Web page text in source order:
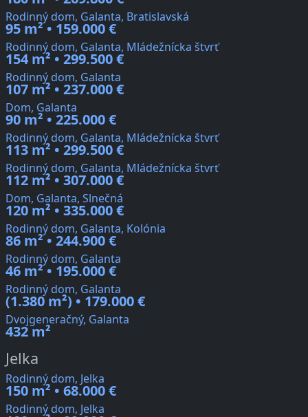
Rodinný dom, Galanta, Bratislavská
95 m² • 159.000 €
Rodinný dom, Galanta, Mládežnícka štvrť
154 m² • 299.500 €
Rodinný dom, Galanta
107 m² • 237.000 €
Dom, Galanta
90 m² • 225.000 €
Rodinný dom, Galanta, Mládežnícka štvrť
113 m² • 299.500 €
Rodinný dom, Galanta, Mládežnícka štvrť
112 m² • 307.000 €
Dom, Galanta, Slnečná
120 m² • 335.000 €
Rodinný dom, Galanta, Kolónia
86 m² • 244.900 €
Rodinný dom, Galanta
46 m² • 195.000 €
Rodinný dom, Galanta
(1.380 m²) • 179.000 €
Dvojgeneračný, Galanta
432 m²
Jelka
Rodinný dom, Jelka
150 m² • 68.000 €
Rodinný dom, Jelka